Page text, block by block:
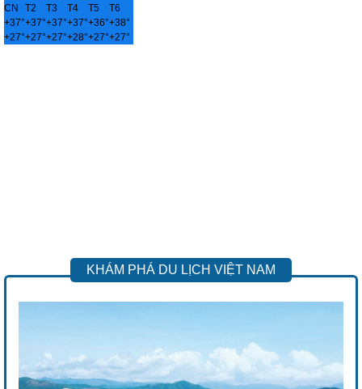
CN
T2 T3 T4 T5
T6
+37°+37°+37°+37°+36°+38°
+27°+27°+27°+28°+27°+27°
KHÁM PHÁ DU LỊCH VIỆT NAM
Previous Next